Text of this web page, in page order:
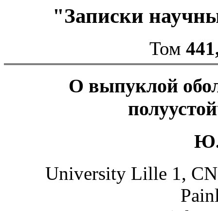
"Записки
Том
О выпуклой
Ю.
University Lille 1,